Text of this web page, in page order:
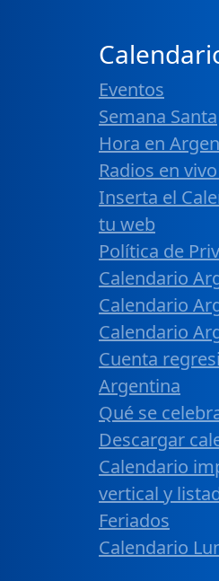
Eventos
Semana Santa
Hora en
Radios en
Inserta el
tu web
Política de
Calendario
Calendario
Calendario
Cuenta
Argentina
Qué se
Descargar
Calendario
vertical y
Feriados
Calendario